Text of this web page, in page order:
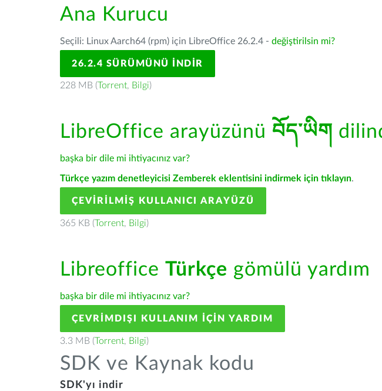
Ana Kurucu
Seçili: Linux Aarch64 (rpm) için LibreOffice 26.2.4 - değiştirilsin mi?
26.2.4 SÜRÜMÜNÜ İNDIR
228 MB (Torrent, Bilgi)
LibreOffice arayüzünü བོད་ཡིག
başka bir dile mi ihtiyacınız var?
Türkçe yazım denetleyicisi Zemberek eklentisini indirmek için tıklayın.
ÇEVIRILMIŞ KULLANICI ARAYÜZÜ
365 KB (Torrent, Bilgi)
Libreoffice Türkçe gömülü yardım
başka bir dile mi ihtiyacınız var?
ÇEVRIMDIŞI KULLANIM IÇIN YARDIM
3.3 MB (Torrent, Bilgi)
SDK ve Kaynak kodu
SDK'yı indir